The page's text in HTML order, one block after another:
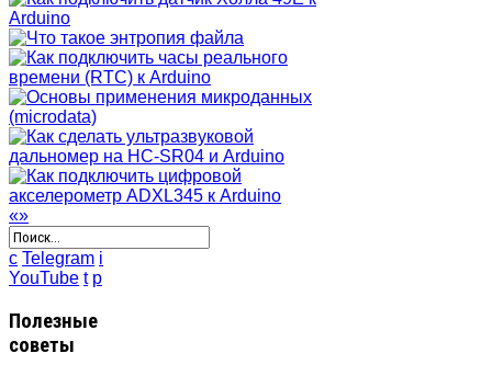
«»
c Telegram i
YouTube t p
Полезные
советы